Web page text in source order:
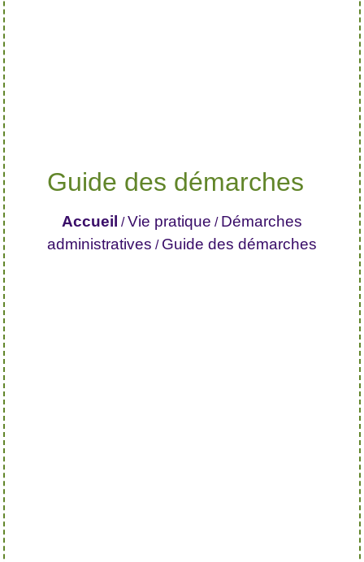
Guide des démarches
Accueil /Vie pratique / Démarches
administratives / Guide des démarches